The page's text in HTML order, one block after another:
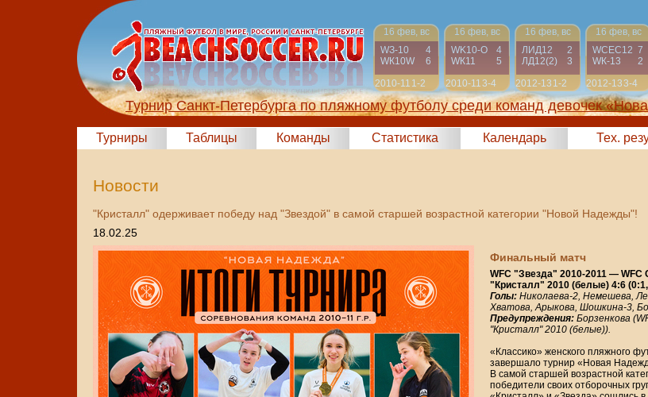
16 фев, вс
WЗ-10
4
WК10W
6
2010-11 1-2
16 фев, вс
WK10-О
4
WК11
5
2010-113-4
16 фев, вс
ЛИД12
2
ЛД12(2)
3
2012-13 1-2
16 фев, вс
WСЕС12 7
WК-13
2
2012-133-4
Турнир Санкт-Петербурга по пляжному футболу среди команд девочек
Турниры Таблицы Команды Статистика Календарь Тех.
Новости
"Кристалл" одерживает победу над "Звездой" в самой старшей возрастной категории "Новой Надежды"!
18.02.25
Финальный матч
WFC "Звезда" 2010-2011 —
"Кристалл" 2010 (белые) 4:6
Голы: Николаева-2, Немешева,
Хватова, Арыкова, Шошкина-3,
Предупреждения: Борзенкова
"Кристалл" 2010 (белые)).
«Классико» женского пляжного
завершало турнир «Новая
В самой старшей возрастной
победители своих отборочных